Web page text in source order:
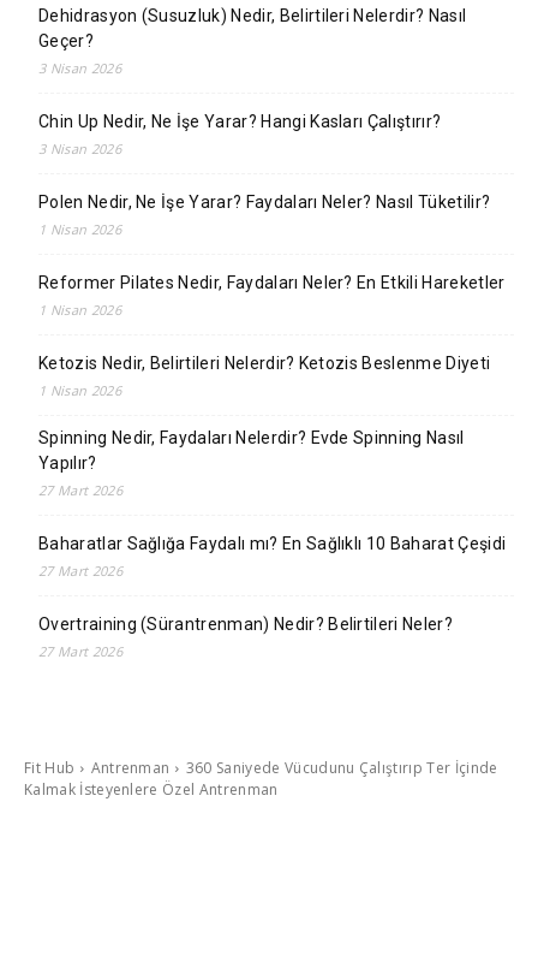
Dehidrasyon (Susuzluk) Nedir, Belirtileri Nelerdir? Nasıl
Geçer?
3 Nisan 2026
Chin Up Nedir, Ne İşe Yarar? Hangi Kasları Çalıştırır?
3 Nisan 2026
Polen Nedir, Ne İşe Yarar? Faydaları Neler? Nasıl Tüketilir?
1 Nisan 2026
Reformer Pilates Nedir, Faydaları Neler? En Etkili Hareketler
1 Nisan 2026
Ketozis Nedir, Belirtileri Nelerdir? Ketozis Beslenme Diyeti
1 Nisan 2026
Spinning Nedir, Faydaları Nelerdir? Evde Spinning Nasıl
Yapılır?
27 Mart 2026
Baharatlar Sağlığa Faydalı mı? En Sağlıklı 10 Baharat Çeşidi
27 Mart 2026
Overtraining (Sürantrenman) Nedir? Belirtileri Neler?
27 Mart 2026